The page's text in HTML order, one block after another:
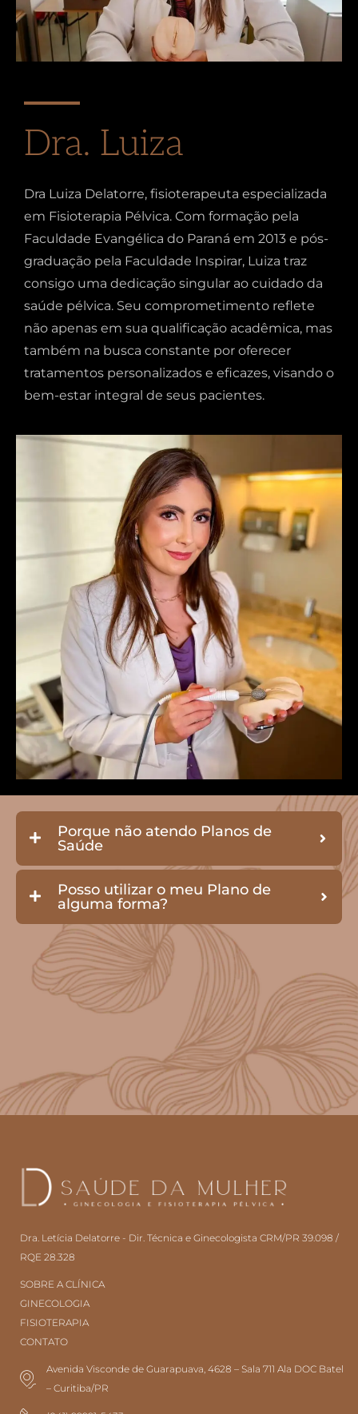
Dra. Luiza
Dra Luiza Delatorre, fisioterapeuta especializada
em Fisioterapia Pélvica. Com formação pela
Faculdade Evangélica do Paraná em 2013 e pós-
graduação pela Faculdade Inspirar, Luiza traz
consigo uma dedicação singular ao cuidado da
saúde pélvica. Seu comprometimento reflete
não apenas em sua qualificação acadêmica, mas
também na busca constante por oferecer
tratamentos personalizados e eficazes, visando o
bem-estar integral de seus pacientes.
Porque não atendo Planos de
Saúde
Posso utilizar o meu Plano de
alguma forma?
Dra. Letícia Delatorre - Dir. Técnica e Ginecologista CRM/PR 39.098 /
RQE 28.328
SOBRE A CLÍNICA
GINECOLOGIA
FISIOTERAPIA
CONTATO
Avenida Visconde de Guarapuava, 4628 – Sala 711 Ala DOC Batel
– Curitiba/PR